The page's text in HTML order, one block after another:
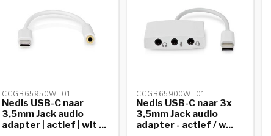
CCGB65950WT01
Nedis USB-C naar
3,5mm Jack audio
adapter | actief | wit ...
CCGB65900WT01
Nedis USB-C naar 3x
3,5mm Jack audio
adapter - actief / w...